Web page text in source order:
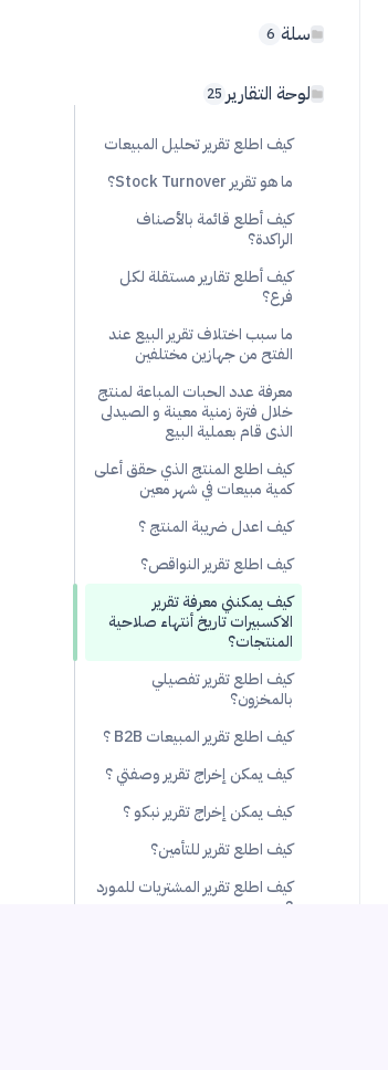
سلة 6
لوحة التقارير 25
كيف اطلع تقرير تحليل المبيعات
ما هو تقرير Stock Turnover؟
كيف أطلع قائمة بالأصناف
الراكدة؟
كيف أطلع تقارير مستقلة لكل
فرع؟
ما سبب اختلاف تقرير البيع عند
الفتح من جهازين مختلفين
معرفة عدد الحبات المباعة لمنتج
خلال فترة زمنية معينة و الصيدلى
الذى قام بعملية البيع
كيف اطلع المنتج الذي حقق أعلى
كمية مبيعات في شهر معين
كيف اعدل ضريبة المنتج ؟
كيف اطلع تقرير النواقص؟
كيف يمكنني معرفة تقرير
الاكسبيرات تاريخ أنتهاء صلاحية
المنتجات؟
كيف اطلع تقرير تفصيلي
بالمخزون؟
كيف اطلع تقرير المبيعات B2B ؟
كيف يمكن إخراج تقرير وصفتي ؟
كيف يمكن إخراج تقرير نبكو ؟
كيف اطلع تقرير للتأمين؟
كيف اطلع تقرير المشتريات للمورد
؟